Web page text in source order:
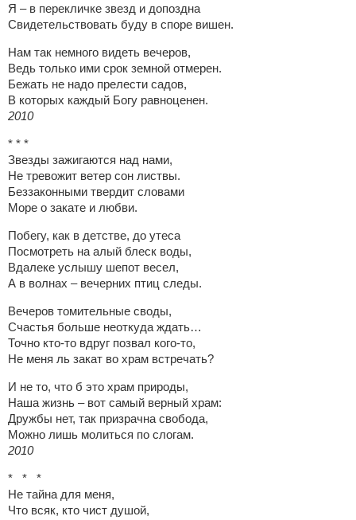
Я – в перекличке звезд и допоздна
Свидетельствовать буду в споре вишен.
Нам так немного видеть вечеров,
Ведь только ими срок земной отмерен.
Бежать не надо прелести садов,
В которых каждый Богу равноценен.
2010
* * *
Звезды зажигаются над нами,
Не тревожит ветер сон листвы.
Беззаконными твердит словами
Море о закате и любви.
Побегу, как в детстве, до утеса
Посмотреть на алый блеск воды,
Вдалеке услышу шепот весел,
А в волнах – вечерних птиц следы.
Вечеров томительные своды,
Счастья больше неоткуда ждать…
Точно кто-то вдруг позвал кого-то,
Не меня ль закат во храм встречать?
И не то, что б это храм природы,
Наша жизнь – вот самый верный храм:
Дружбы нет, так призрачна свобода,
Можно лишь молиться по слогам.
2010
* * *
Не тайна для меня,
Что всяк, кто чист душой,